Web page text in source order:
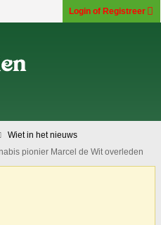
Login of Registreer
Wiet in het nieuws
pionier Marcel de Wit overleden